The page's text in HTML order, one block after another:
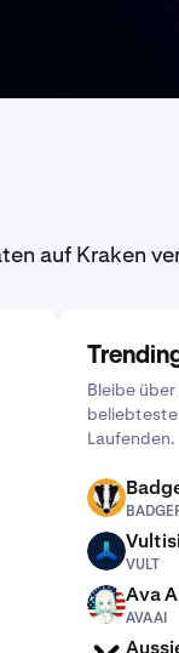
auf Kraken
Bleibe
Laufenden.
BADGER
VULT
VULT
AVAAI Ava
AVAAI